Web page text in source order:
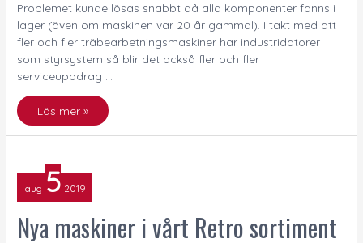
Problemet kunde lösas snabbt då alla komponenter fanns i
lager (även om maskinen var 20 år gammal). I takt med att
fler och fler träbearbetningsmaskiner har industridatorer
som styrsystem så blir det också fler och fler
serviceuppdrag …
Läs mer »
aug 5 2019
Nya maskiner i vårt Retro sortiment
maskiner
i
Retro